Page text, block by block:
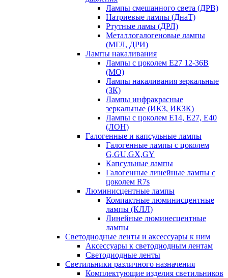
Лампы смешанного света (ДРВ)
Натриевые лампы (ДнаТ)
Ртутные ламы (ДРЛ)
Металлогалогеновые лампы
(МГЛ, ДРИ)
Лампы накаливания
Лампы с цоколем Е27 12-36В
(МО)
Лампы накаливания зеркальные
(ЗК)
Лампы инфракрасные
зеркальные (ИКЗ, ИКЗК)
Лампы с цоколем Е14, Е27, Е40
(ЛОН)
Галогенные и капсульные лампы
Галогенные лампы с цоколем
G,GU,GX,GY
Капсульные лампы
Галогенные линейные лампы с
цоколем R7s
Люминисцентные лампы
Компактные люминисцентные
лампы (КЛЛ)
Линейные люминесцентные
лампы
Светодиодные ленты и аксессуары к ним
Аксессуары к светодиодным лентам
Светодиодные ленты
Светильники различного назначения
Комплектующие изделия светильников